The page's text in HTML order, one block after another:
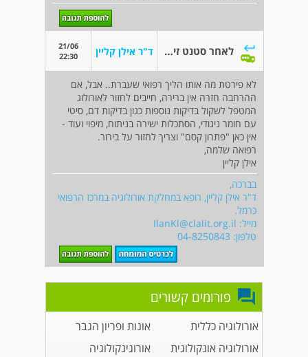
לאחר סטנט זיהומים חוזרים דימום בשתן ד"ר אילן קליין
21/06
22:30
לא פירטת מה אותו הליך רפואי שעברת.. אבל, אם
ההרחבה חזרה אין ברירה, חייבים לחזור לאורולוג
המטפל לשקול בדיקות נוספות כגון בדיקות דם, סיטי
עם חומר ניגודי, הסתכלות ישירה בניתוח, מיפוי ועוד -
אין כאן "פתרון קסם" וצריך לחזור על בירור.
רפואה שלמה,
אילן קליין
בברכה,
ד"ר אילן קליין, רופא במחלקת אורולוגיה במרכז הרפואי
כרמל.
מייל: IlanKl@clalit.org.il
טלפון: 04-8250843
פורומים קשורים
אורולוגיה כללית
אונות ופריון הגבר
אורולוגיה אונקולוגית
אורוגינקולוגיה